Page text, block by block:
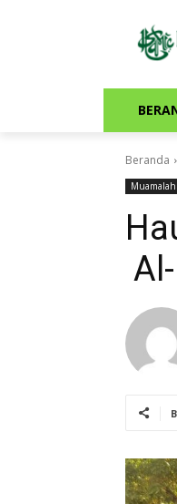
Beranda
Muamalah